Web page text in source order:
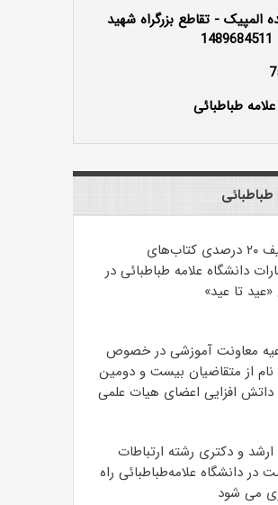
المپیک - تقاطع بزرگراه شهید
طباطبائی
طباطبائی
تخفیف ۲۰ درصدی کتاب‌های
دانشگاه علامه طباطبائی در
تا عید»
معاونت آموزشی در خصوص
از متقاضیان بیست و دومین
داتش افزایی اعضای هیات علمی
ارشد و دکتری رشته ارتباطات
در دانشگاه علامه‌طباطبائی راه
می شود